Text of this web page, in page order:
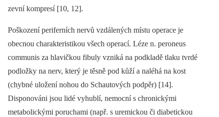
zevní kompresí [10, 12].
Poškození periferních nervů vzdálených místu operace je
obecnou charakteristikou všech operací. Léze n. peroneus
communis za hlavičkou fibuly vzniká na podkladě tlaku tvrdé
podložky na nerv, který je těsně pod kůží a naléhá na kost
(chybné uložení nohou do Schautových podpěr) [14].
Disponováni jsou lidé vyhublí, nemocní s chronickými
metabolickými poruchami (např. s uremickou či diabetickou